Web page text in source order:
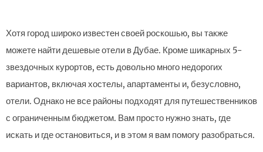
Хотя город широко известен своей роскошью, вы также
можете найти дешевые отели в Дубае. Кроме шикарных 5-
звездочных курортов, есть довольно много недорогих
вариантов, включая хостелы, апартаменты и, безусловно,
отели. Однако не все районы подходят для путешественников
с ограниченным бюджетом. Вам просто нужно знать, где
искать и где остановиться, и в этом я вам помогу разобраться.